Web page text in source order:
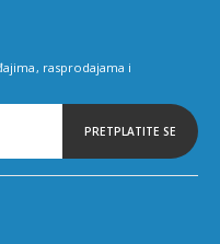
rasprodajama i
PRETPLATITE SE